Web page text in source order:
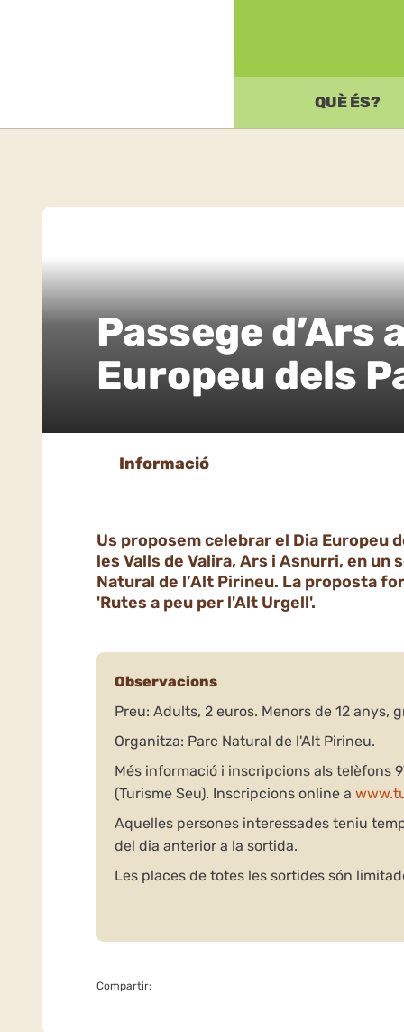
QUÈ ÉS?
Passege d’Ars
Europeu dels
Informació
Us proposem celebrar el Dia Europeu
les Valls de Valira, Ars i Asnurri, en
Natural de l’Alt Pirineu. La proposta
'Rutes a peu per l'Alt Urgell'.
Observacions
Preu: Adults, 2 euros. Menors de 12 anys,
Organitza: Parc Natural de l'Alt Pirineu.
Més informació i inscripcions als telèfons
(Turisme Seu). Inscripcions online a
Aquelles persones interessades teniu
del dia anterior a la sortida.
Les places de totes les sortides són
Compartir: